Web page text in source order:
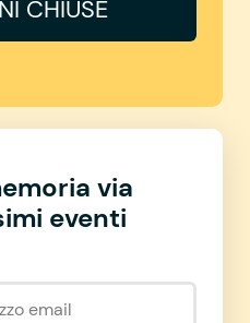
CHIUSE
via
eventi